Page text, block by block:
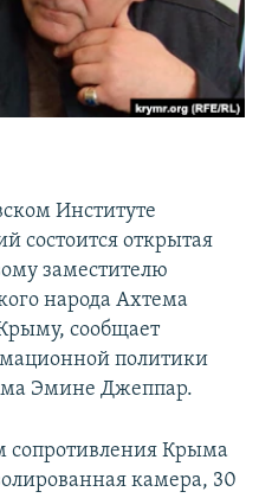
Институте
состоится открытая
заместителю
народа Ахтема
сообщает
политики
Эмине Джеппар.
сопротивления Крыма
камера, 30